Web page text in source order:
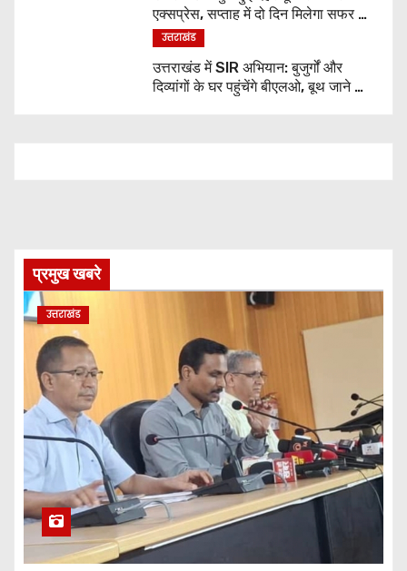
एक्सप्रेस, सप्ताह में दो दिन मिलेगा सफर का
नया विकल्प
उत्तराखंड
उत्तराखंड में SIR अभियान: बुजुर्गों और
दिव्यांगों के घर पहुंचेंगे बीएलओ, बूथ जाने की
प्रमुख खबरे
उत्तराखंड